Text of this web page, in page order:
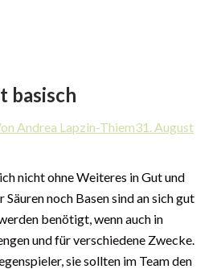
basisch
Andrea Lapzin-Thiem31. August
nicht ohne Weiteres in Gut und
noch Basen sind an sich gut
benötigt, wenn auch in
und für verschiedene Zwecke.
sie sollten im Team den